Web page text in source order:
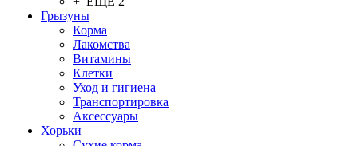
Грызуны
Корма
Лакомства
Витамины
Клетки
Уход и гигиена
Транспортировка
Аксессуары
Хорьки